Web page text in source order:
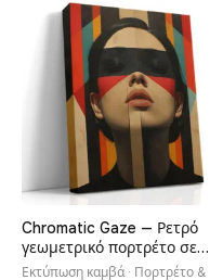
♡
Chromatic Gaze — Ρετρό
γεωμετρικό πορτρέτο σε
καμβά
Εκτύπωση καμβά · Πορτρέτο &